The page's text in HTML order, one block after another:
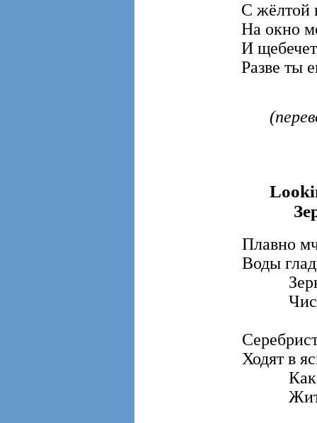
С жёлтой
На окно
И
Разве ты
Плавно
Воды
Ходят в
Как
Жить